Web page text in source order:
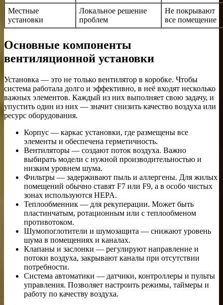
Местные
установки
Локальное решение
проблем
Не покрывают
все помещение
Основные компоненты
вентиляционной установки
Установка — это не только вентилятор в коробке. Чтобы
система работала долго и эффективно, в неё входят несколько
важных элементов. Каждый из них выполняет свою задачу, и
упустить один из них — значит снизить качество воздуха или
ресурс оборудования.
Корпус — каркас установки, где размещены все
элементы и обеспечена герметичность.
Вентиляторы — создают поток воздуха. Важно
выбирать модели с нужной производительностью и
низким уровнем шума.
Фильтры — задерживают пыль и аллергены. Для жилых
помещений обычно ставят F7 или F9, а в особо чистых
зонах используются HEPA.
Теплообменник — для рекуперации. Может быть
пластинчатым, ротационным или с теплообменом
противотоком.
Шумопоглотители и шумозащита — снижают уровень
шума в помещениях и каналах.
Клапаны и заслонки — регулируют направление и
потоки воздуха, закрывают каналы при отсутствии
потребности.
Система автоматики — датчики, контроллеры и пульты
управления. Позволяет настроить режимы, таймеры и
работу по качеству воздуха.